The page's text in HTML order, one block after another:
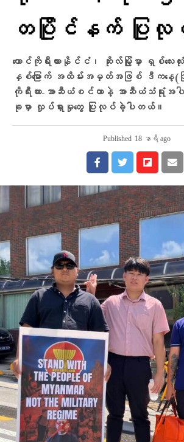
တပြိုင်နက် ပြု
တောင်ကိုရီးယားနိုင်ငံ၊ ဆိုးလ်မြို့မှာ ရှစ်လေးလုံ
နှစ်မြောက် အထိမ်းအမှတ်အဖြစ် ဒီကနေ့(
ကိုရီးယား-အာဆီယံစင်တာနဲ့ အာဆီယံသံရုံးအ
ခုမှာ လှုပ်ရှားမှုတွေ ပြုလုပ်ခဲ့ပါတယ်။
Published 18 နာရီ ago